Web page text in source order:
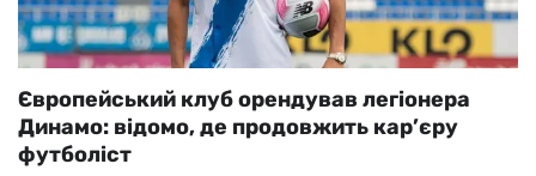
БУКМЕКЕРИ
Європейський клуб орендував легіонера
Динамо: відомо, де продовжить кар’єру
футболіст